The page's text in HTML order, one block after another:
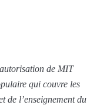
de MIT
qui couvre les
de l’enseignement du